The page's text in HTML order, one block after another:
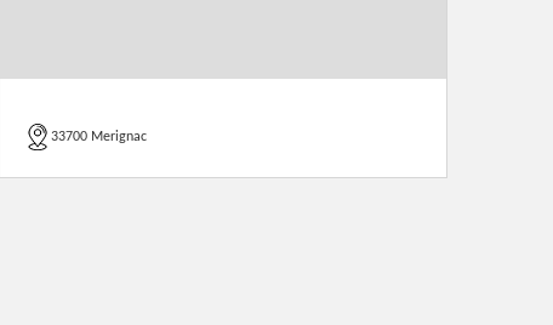
33700 Merignac